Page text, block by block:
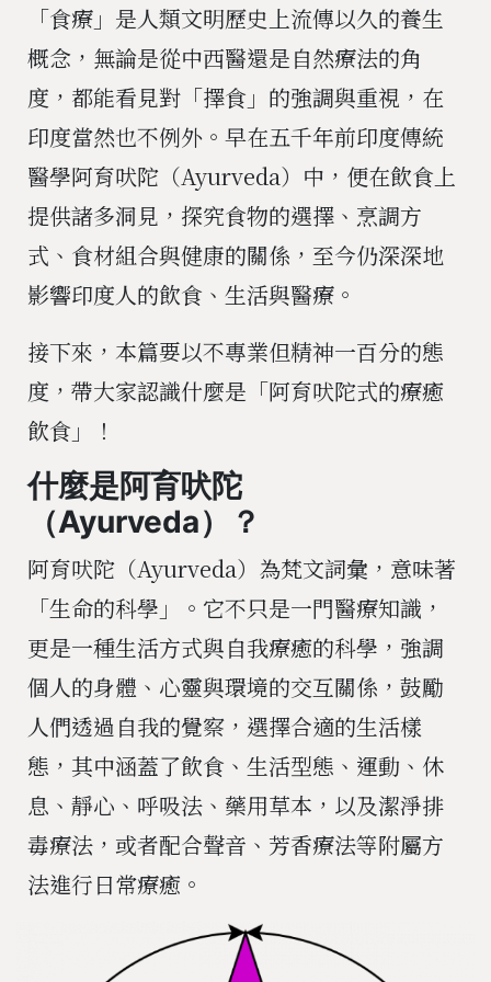
「食療」是人類文明歷史上流傳以久的養生
概念，無論是從中西醫還是自然療法的角
度，都能看見對「擇食」的強調與重視，在
印度當然也不例外。早在五千年前印度傳統
醫學阿育吠陀（Ayurveda）中，便在飲食上
提供諸多洞見，探究食物的選擇、烹調方
式、食材組合與健康的關係，至今仍深深地
影響印度人的飲食、生活與醫療。
接下來，本篇要以不專業但精神一百分的態
度，帶大家認識什麼是「阿育吠陀式的療癒
飲食」！
什麼是阿育吠陀
（Ayurveda）？
阿育吠陀（Ayurveda）為梵文詞彙，意味著
「生命的科學」。它不只是一門醫療知識，
更是一種生活方式與自我療癒的科學，強調
個人的身體、心靈與環境的交互關係，鼓勵
人們透過自我的覺察，選擇合適的生活樣
態，其中涵蓋了飲食、生活型態、運動、休
息、靜心、呼吸法、藥用草本，以及潔淨排
毒療法，或者配合聲音、芳香療法等附屬方
法進行日常療癒。